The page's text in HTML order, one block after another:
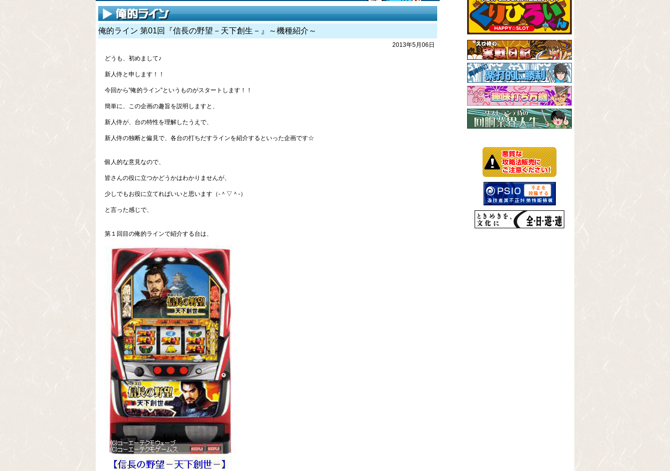
俺的ライン 第01回『信長の野望－天下創生－』～機種紹介～
2013年5月06日
どうも、初めまして♪
新人侍と申します！！
今回から”俺的ライン”というものがスタートします！！
簡単に、この企画の趣旨を説明しますと、
新人侍が、台の特性を理解したうえで、
新人侍の独断と偏見で、各台の打ちだすラインを紹介するといった企画です☆
個人的な意見なので、
皆さんの役に立つかどうかはわかりませんが、
少しでもお役に立てればいいと思います（‐＾▽＾‐）
と言った感じで、
第１回目の俺的ラインで紹介する台は、